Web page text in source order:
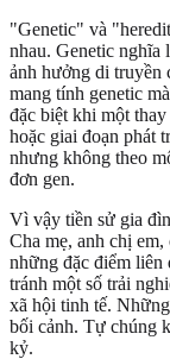
"Genetic" và
nhau. Genetic
ảnh hưởng di truyền
mang tính genetic
đặc biệt khi một
hoặc giai đoạn phát
nhưng không theo
đơn gen.
Vì vậy tiền sử gia
Cha mẹ, anh chị
những đặc điểm liên
tránh một số trải
xã hội tinh tế.
bối cảnh. Tự chúng
kỷ.